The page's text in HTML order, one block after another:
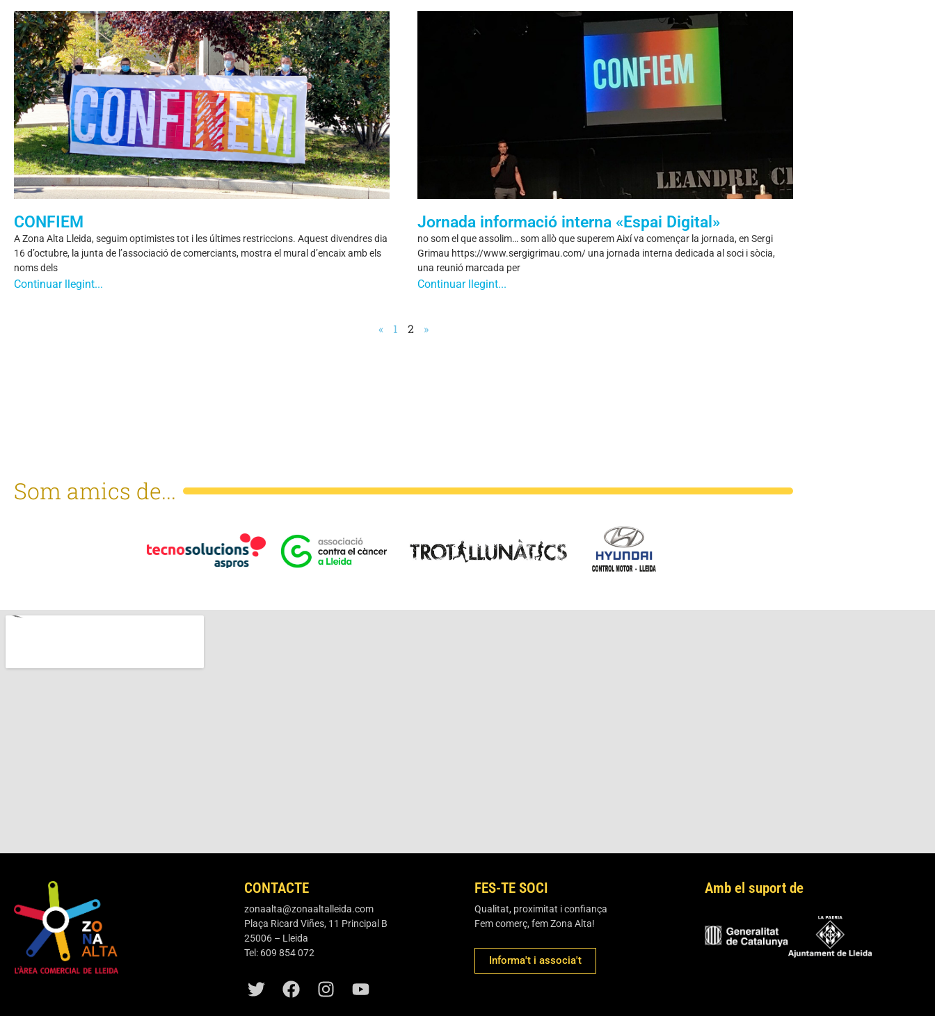
CONFIEM
A Zona Alta Lleida, seguim optimistes tot i les últimes restriccions. Aquest divendres dia
16 d’octubre, la junta de l’associació de comerciants, mostra el mural d’encaix amb els
noms dels
Continuar llegint...
Jornada informació interna «Espai Digital»
no som el que assolim… som allò que superem Així va començar la jornada, en Sergi
Grimau https://www.sergigrimau.com/ una jornada interna dedicada al soci i sòcia,
una reunió marcada per
Continuar llegint...
« 1 2 »
Som amics de...
CONTACTE
zonaalta@zonaaltalleida.com
Plaça Ricard Viñes, 11 Principal B
25006 – Lleida
Tel: 609 854 072
FES-TE SOCI
Qualitat, proximitat i confiança
Fem comerç, fem Zona Alta!
Informa't i associa't
Amb el suport de